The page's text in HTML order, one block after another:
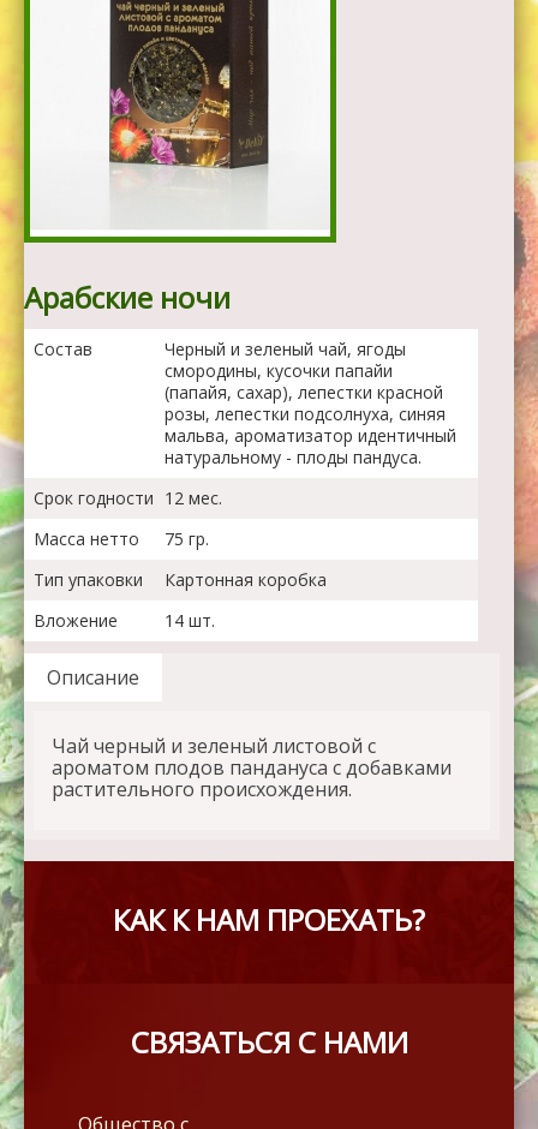
Арабские ночи
Состав
Черный и зеленый чай, ягоды
смородины, кусочки папайи
(папайя, сахар), лепестки красной
розы, лепестки подсолнуха, синяя
мальва, ароматизатор идентичный
натуральному - плоды пандуса.
Срок годности 12 мес.
Масса нетто
75 гр.
Тип упаковки
Картонная коробка
Вложение
14 шт.
Описание
Чай черный и зеленый листовой с
ароматом плодов пандануса с добавками
растительного происхождения.
КАК К НАМ ПРОЕХАТЬ?
СВЯЗАТЬСЯ С НАМИ